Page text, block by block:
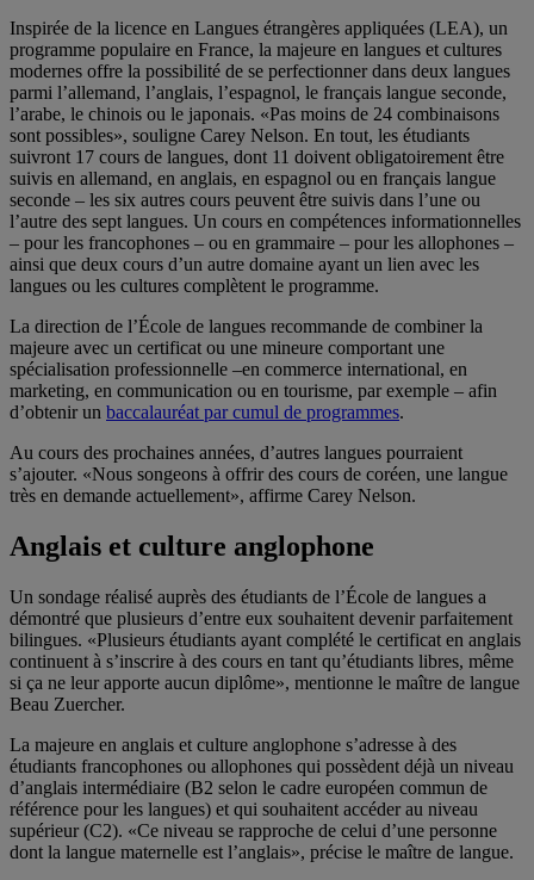
Inspirée de la licence en Langues étrangères appliquées (LEA), un
programme populaire en France, la majeure en langues et cultures
modernes offre la possibilité de se perfectionner dans deux langues
parmi l’allemand, l’anglais, l’espagnol, le français langue seconde,
l’arabe, le chinois ou le japonais. «Pas moins de 24 combinaisons
sont possibles», souligne Carey Nelson. En tout, les étudiants
suivront 17 cours de langues, dont 11 doivent obligatoirement être
suivis en allemand, en anglais, en espagnol ou en français langue
seconde – les six autres cours peuvent être suivis dans l’une ou
l’autre des sept langues. Un cours en compétences informationnelles
– pour les francophones – ou en grammaire – pour les allophones –
ainsi que deux cours d’un autre domaine ayant un lien avec les
langues ou les cultures complètent le programme.
La direction de l’École de langues recommande de combiner la
majeure avec un certificat ou une mineure comportant une
spécialisation professionnelle –en commerce international, en
marketing, en communication ou en tourisme, par exemple – afin
d’obtenir un baccalauréat par cumul de programmes.
Au cours des prochaines années, d’autres langues pourraient
s’ajouter. «Nous songeons à offrir des cours de coréen, une langue
très en demande actuellement», affirme Carey Nelson.
Anglais et culture anglophone
Un sondage réalisé auprès des étudiants de l’École de langues a
démontré que plusieurs d’entre eux souhaitent devenir parfaitement
bilingues. «Plusieurs étudiants ayant complété le certificat en anglais
continuent à s’inscrire à des cours en tant qu’étudiants libres, même
si ça ne leur apporte aucun diplôme», mentionne le maître de langue
Beau Zuercher.
La majeure en anglais et culture anglophone s’adresse à des
étudiants francophones ou allophones qui possèdent déjà un niveau
d’anglais intermédiaire (B2 selon le cadre européen commun de
référence pour les langues) et qui souhaitent accéder au niveau
supérieur (C2). «Ce niveau se rapproche de celui d’une personne
dont la langue maternelle est l’anglais», précise le maître de langue.